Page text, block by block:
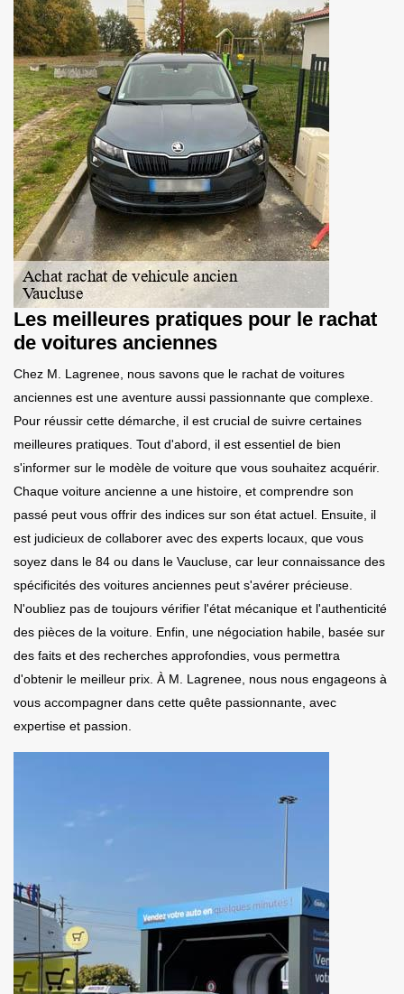
Les meilleures pratiques pour le rachat
de voitures anciennes
Chez M. Lagrenee, nous savons que le rachat de voitures
anciennes est une aventure aussi passionnante que complexe.
Pour réussir cette démarche, il est crucial de suivre certaines
meilleures pratiques. Tout d'abord, il est essentiel de bien
s'informer sur le modèle de voiture que vous souhaitez acquérir.
Chaque voiture ancienne a une histoire, et comprendre son
passé peut vous offrir des indices sur son état actuel. Ensuite, il
est judicieux de collaborer avec des experts locaux, que vous
soyez dans le 84 ou dans le Vaucluse, car leur connaissance des
spécificités des voitures anciennes peut s'avérer précieuse.
N'oubliez pas de toujours vérifier l'état mécanique et l'authenticité
des pièces de la voiture. Enfin, une négociation habile, basée sur
des faits et des recherches approfondies, vous permettra
d'obtenir le meilleur prix. À M. Lagrenee, nous nous engageons à
vous accompagner dans cette quête passionnante, avec
expertise et passion.